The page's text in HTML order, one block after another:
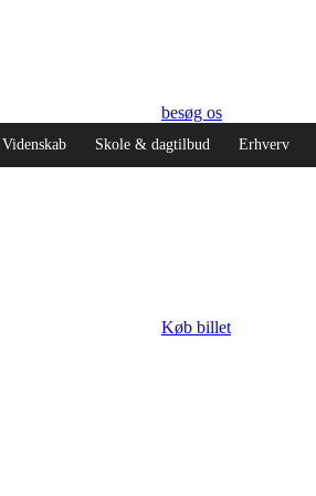
besøg os
Videnskab Skole & dagtilbud Erhverv
Køb billet